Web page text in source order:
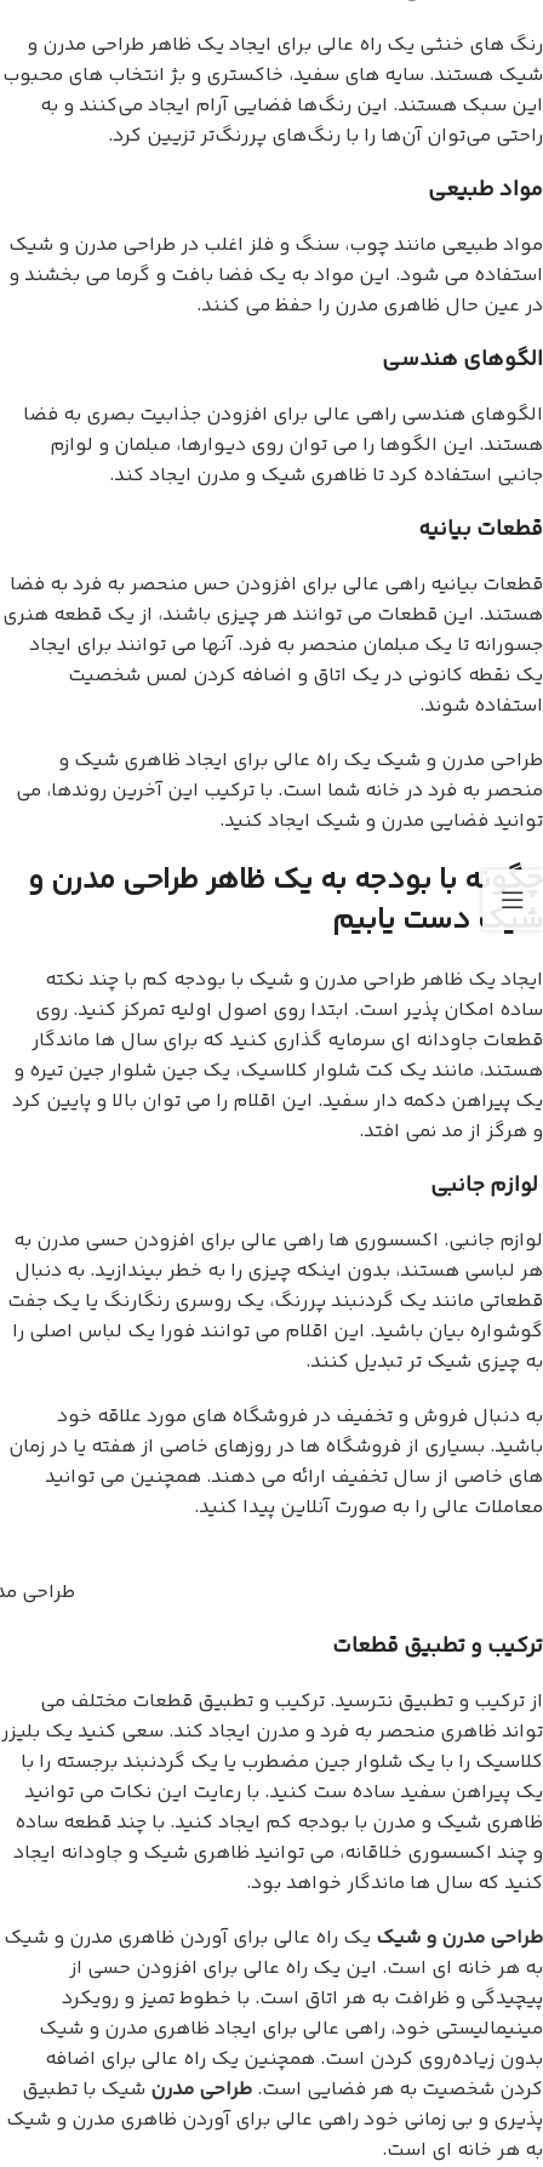
رنگ های خنثی یک راه عالی برای ایجاد یک ظاهر طراحی مدرن و
شیک هستند. سایه های سفید، خاکستری و بژ انتخاب های محبوب
این سبک هستند. این رنگ‌ها فضایی آرام ایجاد می‌کنند و به
راحتی می‌توان آن‌ها را با رنگ‌های پررنگ‌تر تزیین کرد.
مواد طبیعی
مواد طبیعی مانند چوب، سنگ و فلز اغلب در طراحی مدرن و شیک
استفاده می شود. این مواد به یک فضا بافت و گرما می بخشند و
در عین حال ظاهری مدرن را حفظ می کنند.
الگوهای هندسی
الگوهای هندسی راهی عالی برای افزودن جذابیت بصری به فضا
هستند. این الگوها را می توان روی دیوارها، مبلمان و لوازم
جانبی استفاده کرد تا ظاهری شیک و مدرن ایجاد کند.
قطعات بیانیه
قطعات بیانیه راهی عالی برای افزودن حس منحصر به فرد به فضا
هستند. این قطعات می توانند هر چیزی باشند، از یک قطعه هنری
جسورانه تا یک مبلمان منحصر به فرد. آنها می توانند برای ایجاد
یک نقطه کانونی در یک اتاق و اضافه کردن لمس شخصیت
استفاده شوند.
طراحی مدرن و شیک یک راه عالی برای ایجاد ظاهری شیک و
منحصر به فرد در خانه شما است. با ترکیب این آخرین روندها، می
توانید فضایی مدرن و شیک ایجاد کنید.
چگونه با بودجه به یک ظاهر طراحی مدرن و
شیک دست یابیم
ایجاد یک ظاهر طراحی مدرن و شیک با بودجه کم با چند نکته
ساده امکان پذیر است. ابتدا روی اصول اولیه تمرکز کنید. روی
قطعات جاودانه ای سرمایه گذاری کنید که برای سال ها ماندگار
هستند، مانند یک کت شلوار کلاسیک، یک جین شلوار جین تیره و
یک پیراهن دکمه دار سفید. این اقلام را می توان بالا و پایین کرد
و هرگز از مد نمی افتد.
لوازم جانبی
لوازم جانبی. اکسسوری ها راهی عالی برای افزودن حسی مدرن به
هر لباسی هستند، بدون اینکه چیزی را به خطر بیندازید. به دنبال
قطعاتی مانند یک گردنبند پررنگ، یک روسری رنگارنگ یا یک جفت
گوشواره بیان باشید. این اقلام می توانند فورا یک لباس اصلی را
به چیزی شیک تر تبدیل کنند.
به دنبال فروش و تخفیف در فروشگاه های مورد علاقه خود
باشید. بسیاری از فروشگاه ها در روزهای خاصی از هفته یا در زمان
های خاصی از سال تخفیف ارائه می دهند. همچنین می توانید
معاملات عالی را به صورت آنلاین پیدا کنید.
طراحی
ترکیب و تطبیق قطعات
از ترکیب و تطبیق نترسید. ترکیب و تطبیق قطعات مختلف می
تواند ظاهری منحصر به فرد و مدرن ایجاد کند. سعی کنید یک بلیزر
کلاسیک را با یک شلوار جین مضطرب یا یک گردنبند برجسته را با
یک پیراهن سفید ساده ست کنید. با رعایت این نکات می توانید
ظاهری شیک و مدرن با بودجه کم ایجاد کنید. با چند قطعه ساده
و چند اکسسوری خلاقانه، می توانید ظاهری شیک و جاودانه ایجاد
کنید که سال ها ماندگار خواهد بود.
طراحی مدرن و شیک یک راه عالی برای آوردن ظاهری مدرن و شیک
به هر خانه ای است. این یک راه عالی برای افزودن حسی از
پیچیدگی و ظرافت به هر اتاق است. با خطوط تمیز و رویکرد
مینیمالیستی خود، راهی عالی برای ایجاد ظاهری مدرن و شیک
بدون زیاده‌روی کردن است. همچنین یک راه عالی برای اضافه
کردن شخصیت به هر فضایی است. طراحی مدرن شیک با تطبیق
پذیری و بی زمانی خود راهی عالی برای آوردن ظاهری مدرن و شیک
به هر خانه ای است.